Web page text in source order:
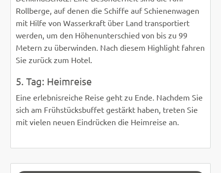
Rollberge, auf denen die Schiffe auf Schienenwagen
mit Hilfe von Wasserkraft über Land transportiert
werden, um den Höhenunterschied von bis zu 99
Metern zu überwinden. Nach diesem Highlight fahren
Sie zurück zum Hotel.
5. Tag: Heimreise
Eine erlebnisreiche Reise geht zu Ende. Nachdem Sie
sich am Frühstücksbuffet gestärkt haben, treten Sie
mit vielen neuen Eindrücken die Heimreise an.